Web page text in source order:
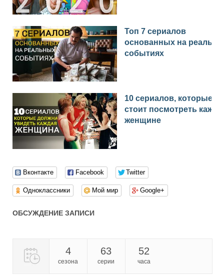
Топ 7 сериалов
основанных на
событиях
10 сериалов, которые
стоит посмотреть
женщине
Вконтакте Facebook Twitter
Одноклассники Мой мир Google+
ОБСУЖДЕНИЕ ЗАПИСИ
4
сезона
63
серии
52
часа